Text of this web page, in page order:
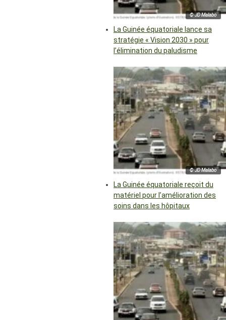
© JD Malabo
La Guinée équatoriale lance sa
stratégie « Vision 2030 » pour
l’élimination du paludisme
© JD Malabo
La Guinée équatoriale reçoit du
matériel pour l’amélioration des
soins dans les hôpitaux